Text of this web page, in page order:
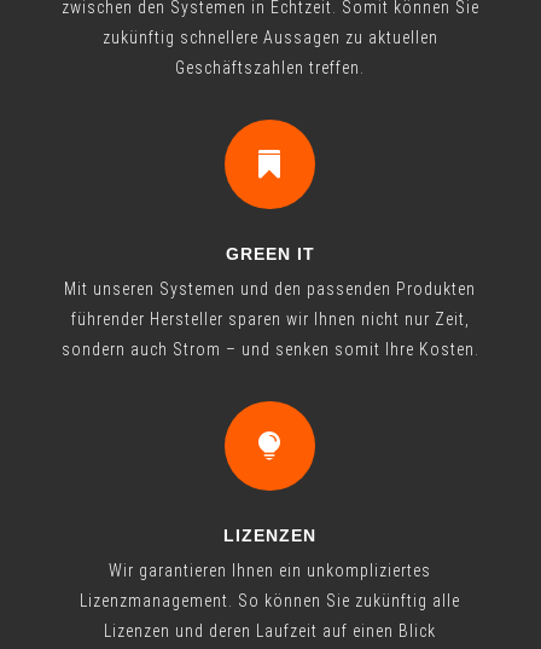
zwischen den Systemen in Echtzeit. Somit können Sie
zukünftig schnellere Aussagen zu aktuellen
Geschäftszahlen treffen.

GREEN IT
Mit unseren Systemen und den passenden Produkten
führender Hersteller sparen wir Ihnen nicht nur Zeit,
sondern auch Strom – und senken somit Ihre Kosten.

LIZENZEN
Wir garantieren Ihnen ein unkompliziertes
Lizenzmanagement. So können Sie zukünftig alle
Lizenzen und deren Laufzeit auf einen Blick